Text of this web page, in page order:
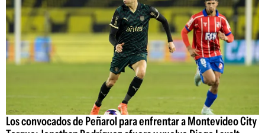
Los convocados de Peñarol para enfrentar a Montevideo City